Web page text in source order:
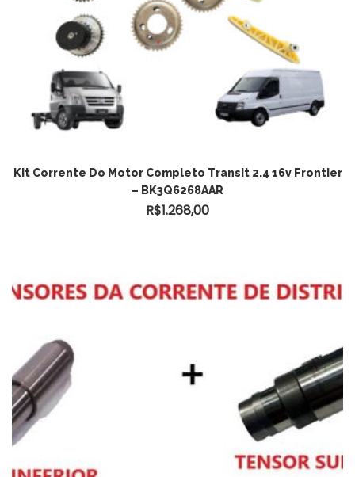
Kit Corrente Do Motor Completo Transit 2.4 16v Frontier
– BK3Q6268AAR
R$1.268,00